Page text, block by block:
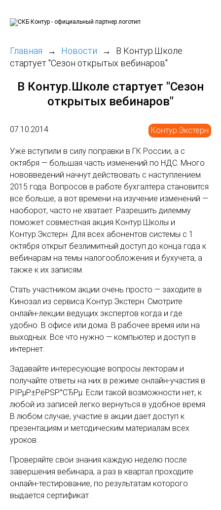
Главная Новости
В Контур.Школе
стартует "Сезон открытых вебинаров"
В Контур.Школе стартует "Сезон
открытых вебинаров"
07.10.2014 Контур.Экстерн
Уже вступили в силу поправки в ГК России, а с
октября — большая часть изменений по НДС. Много
нововведений начнут действовать с наступлением
2015 года. Вопросов в работе бухгалтера становится
все больше, а вот времени на изучение изменений —
наоборот, часто не хватает. Разрешить дилемму
поможет совместная акция Контур.Школы и
Контур.Экстерн. Для всех абонентов системы с 1
октября открыт безлимитный доступ до конца года к
вебинарам на темы налогообложения и бухучета, а
также к их записям.
Стать участником акции очень просто — заходите в
Кинозал из сервиса Контур.Экстерн. Смотрите
онлайн-лекции ведущих экспертов когда и где
удобно. В офисе или дома. В рабочее время или на
выходных. Все что нужно — компьютер и доступ в
интернет.
Задавайте интересующие вопросы лекторам и
получайте ответы на них в режиме онлайн-участия в
РІРµР±РёРЅР°СЂРµ. Если такой возможности нет, к
любой из записей легко вернуться в удобное время.
В любом случае, участие в акции дает доступ к
презентациям и методическим материалам всех
уроков.
Проверяйте свои знания каждую неделю после
завершения вебинара, а раз в квартал проходите
онлайн-тестирование, по результатам которого
выдается сертификат.